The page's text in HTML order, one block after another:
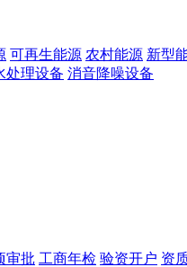
可再生能源 农村能源 新型
处理设备 消音降噪设备
审批 工商年检 验资开户 资